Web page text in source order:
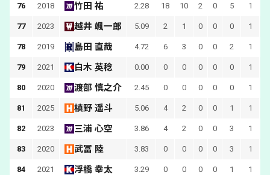
76 2018 竹田 祐 2.28 18 10 2 0 5 1
77 2023 越井 颯一郎 5.09 2 1 0 0 0 1
78 2019 島田 直哉 4.72 6 3 0 0 2 1
79 2021 白木 英稔 0.00 0 0 0 0 0 1
80 2020 渡部 慎之介 2.45 0 0 0 0 0 1
81 2025 槙野 遥斗 5.06 4 2 0 0 1 1
82 2023 三浦 心空 3.86 4 2 0 0 3 1
83 2020 武冨 陸 3.83 0 0 0 0 3 1
84 2021 浮橋 幸太 3.29 0 0 0 0 1 1